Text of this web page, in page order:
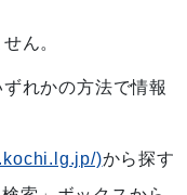
ん。
れかの方法で情報
)から探す